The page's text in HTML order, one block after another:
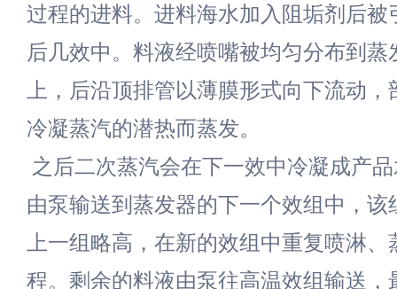
过程的进料。进料海水加入阻垢剂后被
后几效中。料液经喷嘴被均匀分布到蒸
上，后沿顶排管以薄膜形式向下流动
冷凝蒸汽的潜热而蒸发。
之后二次蒸汽会在下一效中冷凝成产
由泵输送到蒸发器的下一个效组中，该
上一组略高，在新的效组中重复喷淋
程。剩余的料液由泵往高温效组输送，